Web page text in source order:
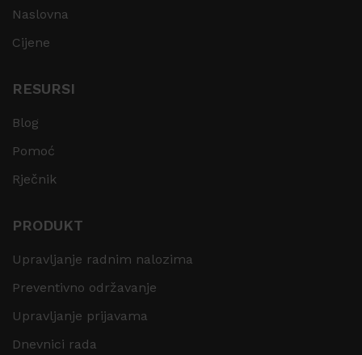
Naslovna
Cijene
RESURSI
Blog
Pomoć
Rječnik
PRODUKT
Upravljanje radnim nalozima
Preventivno održavanje
Upravljanje prijavama
Dnevnici rada